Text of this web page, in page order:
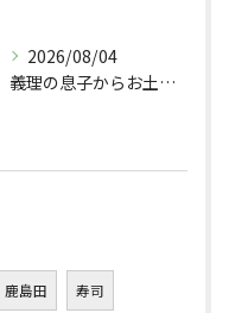
2026/08/04
義理の息子からお土産頂きました🥃
鹿島田 寿司